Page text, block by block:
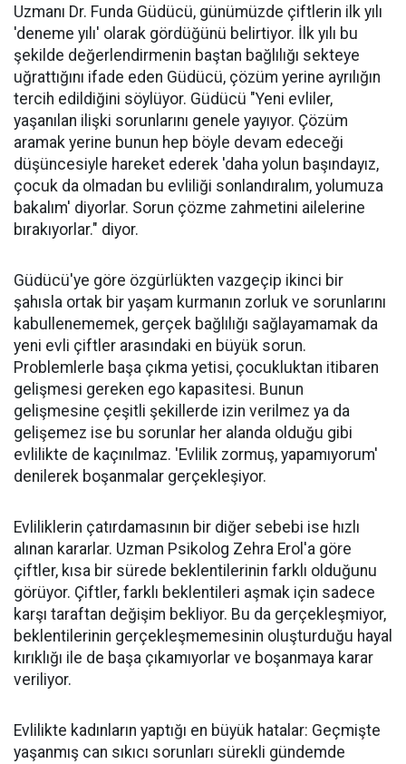
Uzmanı Dr. Funda Güdücü, günümüzde çiftlerin ilk yılı
'deneme yılı' olarak gördüğünü belirtiyor. İlk yılı bu
şekilde değerlendirmenin baştan bağlılığı sekteye
uğrattığını ifade eden Güdücü, çözüm yerine ayrılığın
tercih edildiğini söylüyor. Güdücü "Yeni evliler,
yaşanılan ilişki sorunlarını genele yayıyor. Çözüm
aramak yerine bunun hep böyle devam edeceği
düşüncesiyle hareket ederek 'daha yolun başındayız,
çocuk da olmadan bu evliliği sonlandıralım, yolumuza
bakalım' diyorlar. Sorun çözme zahmetini ailelerine
bırakıyorlar." diyor.
Güdücü'ye göre özgürlükten vazgeçip ikinci bir
şahısla ortak bir yaşam kurmanın zorluk ve sorunlarını
kabullenememek, gerçek bağlılığı sağlayamamak da
yeni evli çiftler arasındaki en büyük sorun.
Problemlerle başa çıkma yetisi, çocukluktan itibaren
gelişmesi gereken ego kapasitesi. Bunun
gelişmesine çeşitli şekillerde izin verilmez ya da
gelişemez ise bu sorunlar her alanda olduğu gibi
evlilikte de kaçınılmaz. 'Evlilik zormuş, yapamıyorum'
denilerek boşanmalar gerçekleşiyor.
Evliliklerin çatırdamasının bir diğer sebebi ise hızlı
alınan kararlar. Uzman Psikolog Zehra Erol'a göre
çiftler, kısa bir sürede beklentilerinin farklı olduğunu
görüyor. Çiftler, farklı beklentileri aşmak için sadece
karşı taraftan değişim bekliyor. Bu da gerçekleşmiyor,
beklentilerinin gerçekleşmemesinin oluşturduğu hayal
kırıklığı ile de başa çıkamıyorlar ve boşanmaya karar
veriliyor.
Evlilikte kadınların yaptığı en büyük hatalar: Geçmişte
yaşanmış can sıkıcı sorunları sürekli gündemde